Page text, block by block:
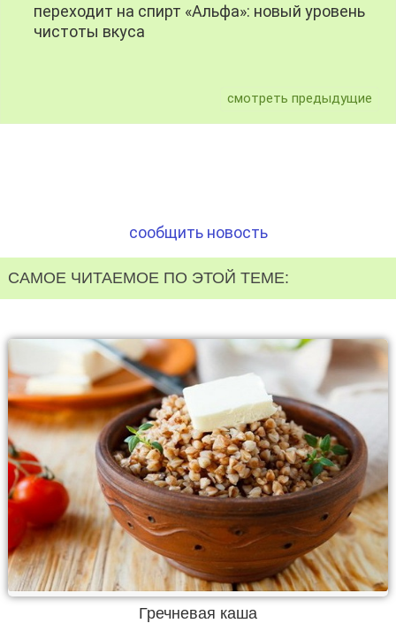
переходит на спирт «Альфа»: новый уровень
чистоты вкуса
смотреть предыдущие
сообщить новость
САМОЕ ЧИТАЕМОЕ ПО ЭТОЙ ТЕМЕ:
Гречневая каша